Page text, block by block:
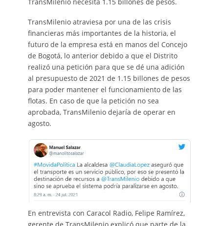
TransMilenio atraviesa por una de las crisis
financieras más importantes de la historia, el
futuro de la empresa está en manos del Concejo
de Bogotá, lo anterior debido a que el Distrito
realizó una petición para que se dé una adición
al presupuesto de 2021 de 1.15 billones de pesos
para poder mantener el funcionamiento de las
flotas. En caso de que la petición no sea
aprobada, TransMilenio dejaría de operar en
agosto.
En entrevista con Caracol Radio, Felipe Ramírez,